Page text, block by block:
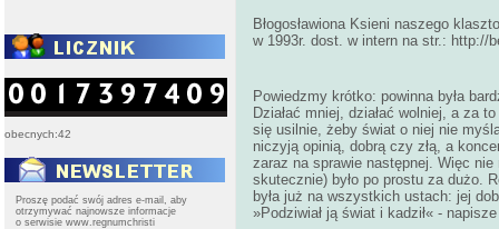
obecnych:42
Proszę podać swój adres e-mail, aby
otrzymywać najnowsze informacje
o serwisie www.regnumchristi
Błogosławiona Ksieni naszego
w 1993r. dost. w intern na str.: http://
Powiedzmy krótko: powinna była
Działać mniej, działać wolniej, a za
się usilnie, żeby świat o niej nie
niczyją opinią, dobrą czy złą, a
zaraz na sprawie następnej. Więc
skutecznie) było po prostu za dużo.
była już na wszystkich ustach: jej
»Podziwiał ją świat i kadził« -